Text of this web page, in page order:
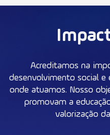
Acreditamos na
desenvolvimento social e
onde atuamos. Nosso
promovam a
valorização